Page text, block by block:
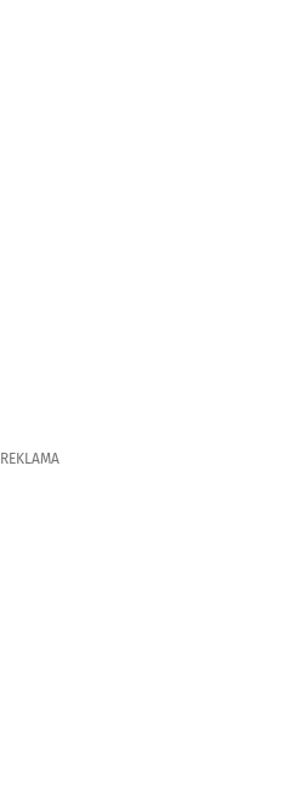
REKLAMA